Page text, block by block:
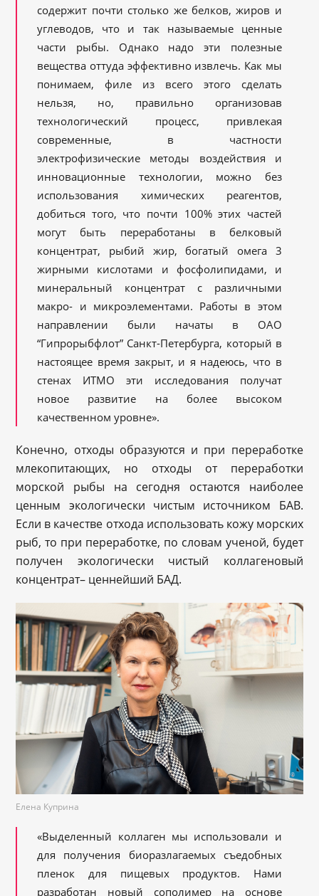
содержит почти столько же белков, жиров и
углеводов, что и так называемые ценные
части рыбы. Однако надо эти полезные
вещества оттуда эффективно извлечь. Как мы
понимаем, филе из всего этого сделать
нельзя, но, правильно организовав
технологический процесс, привлекая
современные, в частности
электрофизические методы воздействия и
инновационные технологии, можно без
использования химических реагентов,
добиться того, что почти 100% этих частей
могут быть переработаны в белковый
концентрат, рыбий жир, богатый омега 3
жирными кислотами и фосфолипидами, и
минеральный концентрат с различными
макро- и микроэлементами. Работы в этом
направлении были начаты в ОАО
“Гипрорыбфлот” Санкт-Петербурга, который в
настоящее время закрыт, и я надеюсь, что в
стенах ИТМО эти исследования получат
новое развитие на более высоком
качественном уровне».
Конечно, отходы образуются и при переработке
млекопитающих, но отходы от переработки
морской рыбы на сегодня остаются наиболее
ценным экологически чистым источником БАВ.
Если в качестве отхода использовать кожу морских
рыб, то при переработке, по словам ученой, будет
получен экологически чистый коллагеновый
концентрат– ценнейший БАД.
Елена Куприна
«Выделенный коллаген мы использовали и
для получения биоразлагаемых съедобных
пленок для пищевых продуктов. Нами
разработан новый сополимер на основе